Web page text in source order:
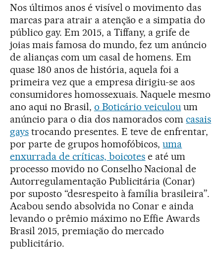
Nos últimos anos é visível o movimento das
marcas para atrair a atenção e a simpatia do
público gay. Em 2015, a Tiffany, a grife de
joias mais famosa do mundo, fez um anúncio
de alianças com um casal de homens. Em
quase 180 anos de história, aquela foi a
primeira vez que a empresa dirigiu-se aos
consumidores homossexuais. Naquele mesmo
ano aqui no Brasil, o Boticário veiculou um
anúncio para o dia dos namorados comcasais
gaystrocando presentes. E teve de enfrentar,
por parte de grupos homofóbicos,uma
enxurrada de críticas, boicotes e até um
processo movido no Conselho Nacional de
Autorregulamentação Publicitária (Conar)
por suposto “desrespeito à família brasileira”.
Acabou sendo absolvida no Conar e ainda
levando o prêmio máximo no Effie Awards
Brasil 2015, premiação do mercado
publicitário.